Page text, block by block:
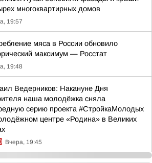
многоквартирных домов
19:57
мяса в России обновило
максимум — Росстат
19:48
Ведерников: Накануне Дня
наша молодёжка сняла
серию проекта #СтройкаМолодых
центре «Родина» в Великих
Вчера, 19:45